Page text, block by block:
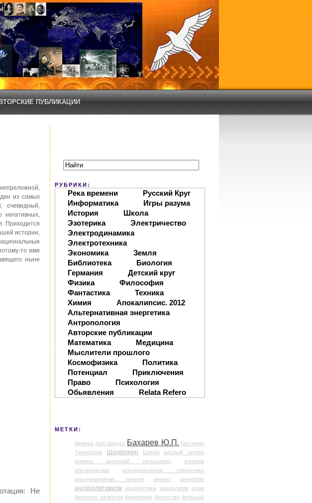
ПУБЛИКАЦИИ
из самых
очевидный,
Приходится
истории,
то имя
ныне
Не
РУБРИКИ:
Река времени
Русский Круг
Информатика
Игры разума
История
Школа
Эзотерика
Электричество
Электродинамика
Электротехника
Экономика
Земля
Библиотека
Биология
Германия
Детский круг
Физика
Философия
Фантастика
Техника
Химия
Апокалипсис. 2012
Альтернативная энергетика
Антропология
Авторские публикации
Математика
Медицина
Мыслители прошлого
Космофизика
Политика
Потенциал
Приключения
Право
Психология
Обьявления
Relata Refero
МЕТКИ:
Акимов Аюр Кирусс Бахарев Ю.П. Кастерин
Тимирязев
Шаубергер Шипов
адольф гитлер
акимов анатолий евгеньевич
алгебра
альтернатива
альтернативная энергетика
альтернативная энергия
анализ аненербе
антирелятивизм арифметика археология атом
биология развития биофизика богатство большой